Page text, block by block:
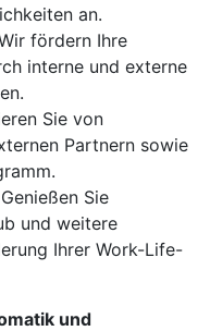
an.
fördern Ihre
interne und externe
Sie von
Partnern sowie
Genießen Sie
und weitere
Ihrer Work-Life-
und